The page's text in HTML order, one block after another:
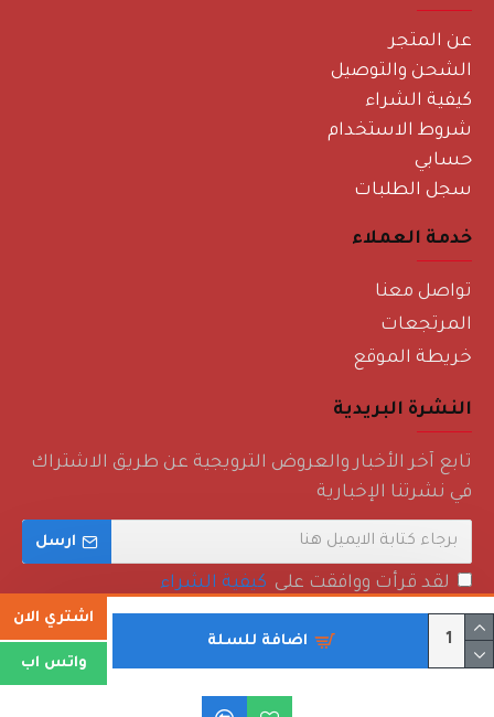
اضافة للسلة
اشتري الان
واتس اب
عن المتجر
الشحن والتوصيل
كيفية الشراء
شروط الاستخدام
حسابي
سجل الطلبات
خدمة العملاء
تواصل معنا
المرتجعات
خريطة الموقع
النشرة البريدية
تابع آخر الأخبار والعروض الترويجية عن طريق الاشتراك
في نشرتنا الإخبارية
ارسل
لقد قرأت ووافقت على كيفية الشراء